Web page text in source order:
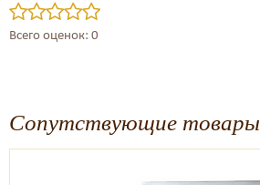
Всего оценок: 0
Сопутствующие товары